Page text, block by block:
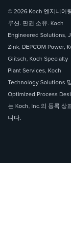
© 2026 Koch 엔지니어
루션. 판권 소유. Koch
Engineered Solutions,
Zink, DEPCOM Power,
Glitsch, Koch Specialty
Plant Services, Koch
Technology Solutions 및
Optimized Process
는 Koch, Inc.의 등록 상
니다.